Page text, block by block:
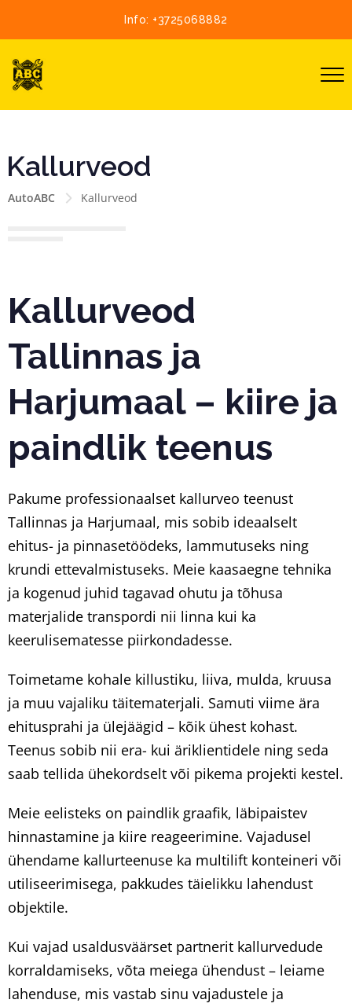
Info: +3725068882
Kallurveod
AutoABC Kallurveod
Kallurveod
Tallinnas ja
Harjumaal – kiire ja
paindlik teenus
Pakume professionaalset kallurveo teenust
Tallinnas ja Harjumaal, mis sobib ideaalselt
ehitus- ja pinnasetöödeks, lammutuseks ning
krundi ettevalmistuseks. Meie kaasaegne tehnika
ja kogenud juhid tagavad ohutu ja tõhusa
materjalide transpordi nii linna kui ka
keerulisematesse piirkondadesse.
Toimetame kohale killustiku, liiva, mulda, kruusa
ja muu vajaliku täitematerjali. Samuti viime ära
ehitusprahi ja ülejäägid – kõik ühest kohast.
Teenus sobib nii era- kui äriklientidele ning seda
saab tellida ühekordselt või pikema projekti kestel.
Meie eelisteks on paindlik graafik, läbipaistev
hinnastamine ja kiire reageerimine. Vajadusel
ühendame kallurteenuse ka multilift konteineri või
utiliseerimisega, pakkudes täielikku lahendust
objektile.
Kui vajad usaldusväärset partnerit kallurvedude
korraldamiseks, võta meiega ühendust – leiame
lahenduse, mis vastab sinu vajadustele ja